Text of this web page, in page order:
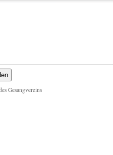
Gesangvereins